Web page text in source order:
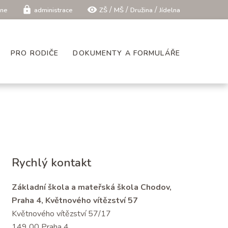
lock administrace visibility ZŠ/ MŠ/ Družina / Jídelna
PRO RODIČE DOKUMENTY A FORMULÁŘE
Rychlý kontakt
Základní škola a mateřská škola Chodov,
Praha 4, Květnového vítězství 57
Květnového vítězství 57/17